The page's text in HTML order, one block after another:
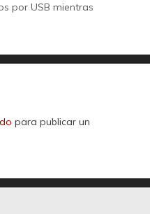
por USB mientras
para publicar un